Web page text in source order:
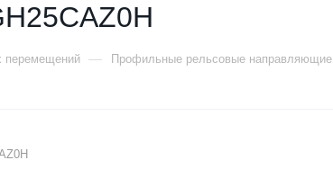
перемещений — Профильные рельсовые направляющие